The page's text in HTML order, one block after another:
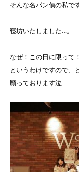
そんな名パン偵の私で
寝坊いたしました…。
なぜ！この日に限って
というわけですので、
願っております泣